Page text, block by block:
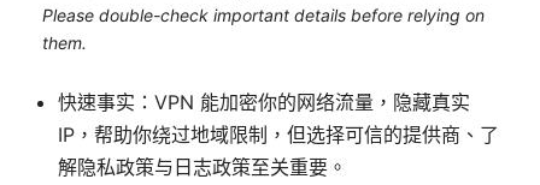
Please double-check important details before relying on
them.
快速事实：VPN 能加密你的网络流量，隐藏真实
IP，帮助你绕过地域限制，但选择可信的提供商、了
解隐私政策与日志政策至关重要。